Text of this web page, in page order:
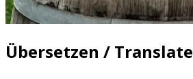
Übersetzen / Translate